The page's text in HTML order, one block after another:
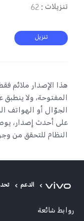
تنزيلات:
62
تنزيل
هذا الإصدار ملائم
المفتوحة، ولا
الجوّال أو الهواتف
على أحدث إصدار،
النظام للتحقق من
الدعم
روابط شائعة